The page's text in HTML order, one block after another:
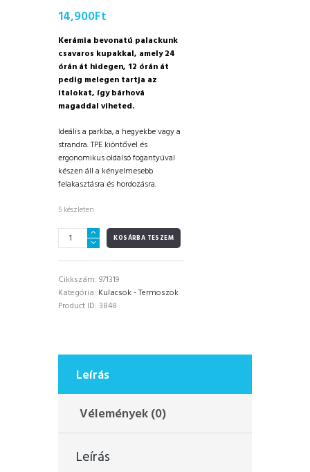
14,900Ft
Kerámia bevonatú palackunk
csavaros kupakkal, amely 24
órán át hidegen, 12 órán át
pedig melegen tartja az
italokat, így bárhová
magaddal viheted.
Ideális a parkba, a hegyekbe vagy a
strandra. TPE kiöntővel és
ergonomikus oldalsó fogantyúval
készen áll a kényelmesebb
felakasztásra és hordozásra.
5 készleten
Runbott
Sport
termosz
kerámia
bevonattal
/
Soft
mennyiség
KOSÁRBA TESZEM
Cikkszám: 971319
Kategória: Kulacsok - Termoszok
Product ID: 3848
Leírás
Vélemények (0)
Leírás